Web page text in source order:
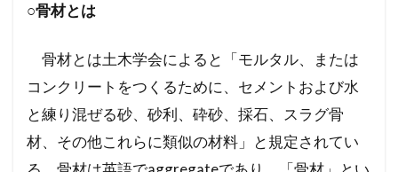
○骨材とは
骨材とは土木学会によると「モルタル、または
コンクリートをつくるために、セメントおよび水
と練り混ぜる砂、砂利、砕砂、採石、スラグ骨
材、その他これらに類似の材料」と規定されてい